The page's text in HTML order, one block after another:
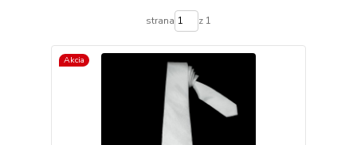
strana z 1
Akcia